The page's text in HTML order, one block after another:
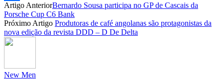
Partilhar
Artigo AnteriorBernardo Sousa participa no GP de Cascais da
Porsche Cup C6 Bank
Próximo Artigo Produtoras de café angolanas são protagonistas da
nova edição da revista DDD – D De Delta
New Men